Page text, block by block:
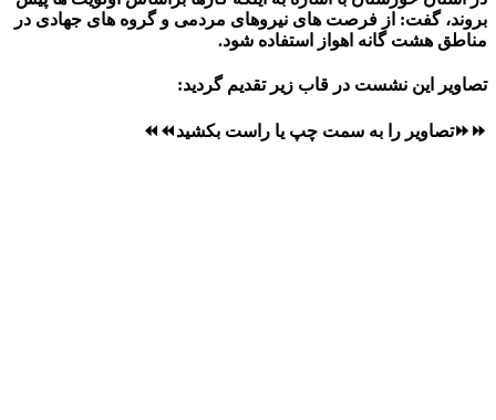
بروند، گفت: از فرصت های نیروهای مردمی و گروه های جهادی در
مناطق هشت گانه اهواز استفاده شود.
تصاویر این نشست در قاب زیر تقدیم گردید:
⏩⏩تصاویر را به سمت چپ یا راست بکشید⏪⏪